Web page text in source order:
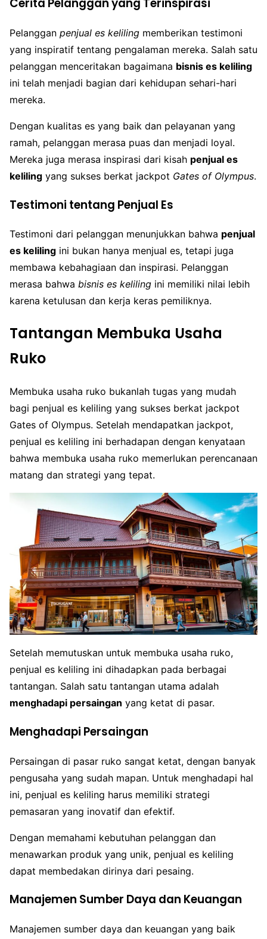
Cerita Pelanggan yang Terinspirasi
Pelanggan penjual es keliling memberikan testimoni
yang inspiratif tentang pengalaman mereka. Salah satu
pelanggan menceritakan bagaimana bisnis es keliling
ini telah menjadi bagian dari kehidupan sehari-hari
mereka.
Dengan kualitas es yang baik dan pelayanan yang
ramah, pelanggan merasa puas dan menjadi loyal.
Mereka juga merasa inspirasi dari kisah penjual es
keliling yang sukses berkat jackpot Gates of Olympus.
Testimoni tentang Penjual Es
Testimoni dari pelanggan menunjukkan bahwa penjual
es keliling ini bukan hanya menjual es, tetapi juga
membawa kebahagiaan dan inspirasi. Pelanggan
merasa bahwa bisnis es keliling ini memiliki nilai lebih
karena ketulusan dan kerja keras pemiliknya.
Tantangan Membuka Usaha
Ruko
Membuka usaha ruko bukanlah tugas yang mudah
bagi penjual es keliling yang sukses berkat jackpot
Gates of Olympus. Setelah mendapatkan jackpot,
penjual es keliling ini berhadapan dengan kenyataan
bahwa membuka usaha ruko memerlukan perencanaan
matang dan strategi yang tepat.
Setelah memutuskan untuk membuka usaha ruko,
penjual es keliling ini dihadapkan pada berbagai
tantangan. Salah satu tantangan utama adalah
menghadapi persaingan yang ketat di pasar.
Menghadapi Persaingan
Persaingan di pasar ruko sangat ketat, dengan banyak
pengusaha yang sudah mapan. Untuk menghadapi hal
ini, penjual es keliling harus memiliki strategi
pemasaran yang inovatif dan efektif.
Dengan memahami kebutuhan pelanggan dan
menawarkan produk yang unik, penjual es keliling
dapat membedakan dirinya dari pesaing.
Manajemen Sumber Daya dan Keuangan
Manajemen sumber daya dan keuangan yang baik